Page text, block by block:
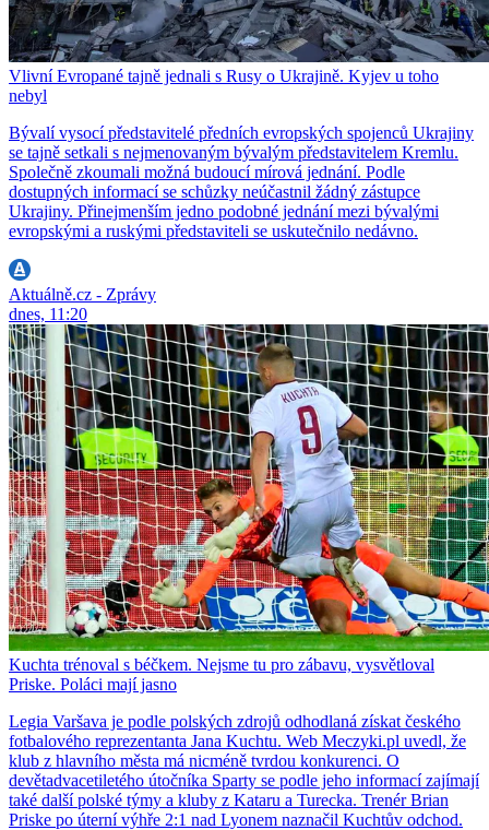
Vlivní Evropané tajně jednali s Rusy o Ukrajině. Kyjev u toho
nebyl
Bývalí vysocí představitelé předních evropských spojenců Ukrajiny
se tajně setkali s nejmenovaným bývalým představitelem Kremlu.
Společně zkoumali možná budoucí mírová jednání. Podle
dostupných informací se schůzky neúčastnil žádný zástupce
Ukrajiny. Přinejmenším jedno podobné jednání mezi bývalými
evropskými a ruskými představiteli se uskutečnilo nedávno.
Aktuálně.cz - Zprávy
dnes, 11:20
Kuchta trénoval s béčkem. Nejsme tu pro zábavu, vysvětloval
Priske. Poláci mají jasno
Legia Varšava je podle polských zdrojů odhodlaná získat českého
fotbalového reprezentanta Jana Kuchtu. Web Meczyki.pl uvedl, že
klub z hlavního města má nicméně tvrdou konkurenci. O
devětadvacetiletého útočníka Sparty se podle jeho informací zajímají
také další polské týmy a kluby z Kataru a Turecka. Trenér Brian
Priske po úterní výhře 2:1 nad Lyonem naznačil Kuchtův odchod.